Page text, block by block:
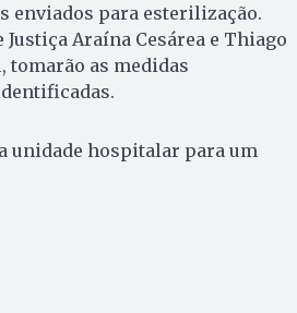
enviados para esterilização.
Araína Cesárea e Thiago
tomarão as medidas
unidade hospitalar para um